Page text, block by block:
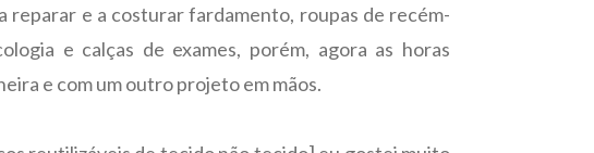
reparar e a costurar fardamento, roupas de recém-
e calças de exames, porém, agora as horas
e com um outro projeto em mãos.